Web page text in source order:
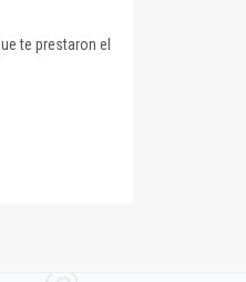
te prestaron el